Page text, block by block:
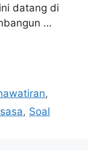
datang di
…
,
, Soal